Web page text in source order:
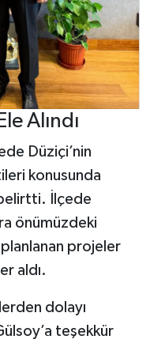
Alındı
Düziçi’nin
konusunda
İlçede
önümüzdeki
projeler
aldı.
dolayı
teşekkür